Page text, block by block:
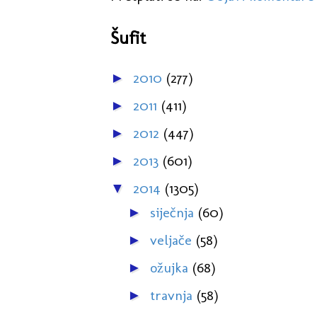
Šufit
► 2010 (277)
► 2011 (411)
► 2012 (447)
► 2013 (601)
▼ 2014 (1305)
► siječnja (60)
► veljače (58)
► ožujka (68)
► travnja (58)